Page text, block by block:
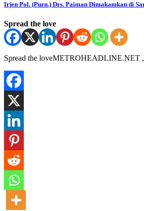
Irjen Pol. (Purn.) Drs. Paiman Dimakamkan di
Spread the love
Spread the loveMETROHEADLINE.NET ,